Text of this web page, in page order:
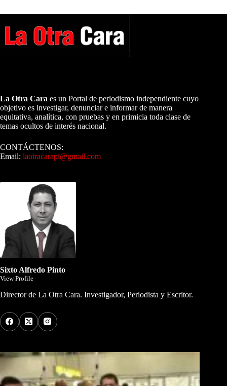
La Otra Cara es un Portal de periodismo independiente cuyo
objetivo es investigar, denunciar e informar de manera
equitativa, analítica, con pruebas y en primicia toda clase de
temas ocultos de interés nacional.
CONTÁCTENOS:
Email: laotracarapi@gmail.com
Sixto Alfredo Pinto
View Profile
Director de La Otra Cara. Investigador, Periodista y Escritor.